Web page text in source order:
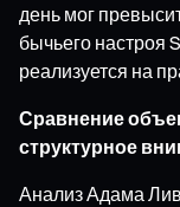
день мог
бычьего настроя
реализуется на
Сравнение
структурное
Анализ Адама